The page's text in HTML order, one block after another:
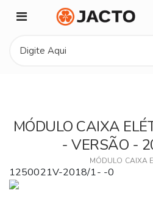
MÓDULO CAIXA
- VERSÃO -
MÓDULO CAIXA
1250021V-2018/1- -0